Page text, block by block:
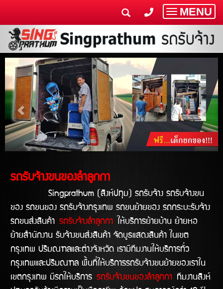
Toggle
MENU
รถรับจ้างขนของลำลูกกา
Singprathum (สิงห์ปทุม) รถรับจ้าง รถรับจ้างขน
ของ รถขนของ รถรับจ้างกรุงเทพ รถขนย้ายของ รถกระบะรับจ้าง
รถขนส่งสินค้า รถรับจ้างลำลูกกา ให้บริการย้ายบ้าน ย้ายหอ
ย้ายสำนักงาน รับจ้างขนส่งสินค้า จัดบูธแสดงสินค้า ในเขต
กรุงเทพ ปริมณฑลและต่างจังหวัด เรามีทีมงานให้บริการทั่ว
กรุงเทพและปริมณฑล พื้นที่ให้บริการรถรับจ้างขนย้ายของเราใน
เขตกรุงเทพ มีรถให้บริการ รถรับจ้างขนของลำลูกกา ทีมงานสิงห์